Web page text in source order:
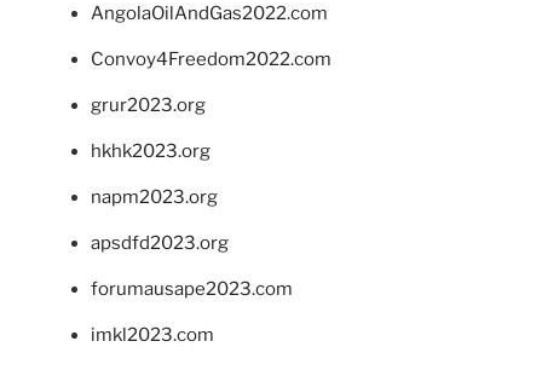
AngolaOilAndGas2022.com
Convoy4Freedom2022.com
grur2023.org
hkhk2023.org
napm2023.org
apsdfd2023.org
forumausape2023.com
imkl2023.com